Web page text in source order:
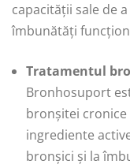
capacității sale de
îmbunătăți
Tratamentul
Bronhosuport
bronșitei cronice
ingrediente
bronșici și la